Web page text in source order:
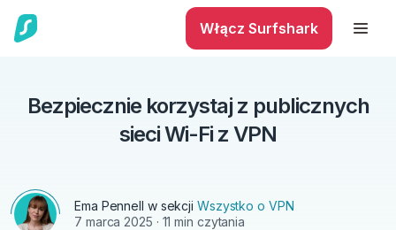
Włącz Surfshark
Bezpiecznie korzystaj z publicznych
sieci Wi-Fi z VPN
Ema Pennell w sekcji Wszystko o VPN
7 marca 2025 · 11 min czytania